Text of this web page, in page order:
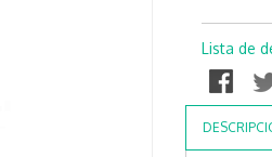
Lista de